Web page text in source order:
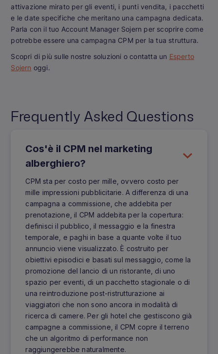
attivazione mirato per gli eventi, i punti vendita, i pacchetti
e le date specifiche che meritano una campagna dedicata.
Parla con il tuo Account Manager Sojern per scoprire come
potrebbe essere una campagna CPM per la tua struttura.
Scopri di più sulle nostre soluzioni o contatta un Esperto
Sojern oggi.
Frequently Asked Questions
Cos'è il CPM nel marketing
alberghiero?
CPM sta per costo per mille, ovvero costo per
mille impressioni pubblicitarie. A differenza di una
campagna a commissione, che addebita per
prenotazione, il CPM addebita per la copertura:
definisci il pubblico, il messaggio e la finestra
temporale, e paghi in base a quante volte il tuo
annuncio viene visualizzato. È costruito per
obiettivi episodici e basati sul messaggio, come la
promozione del lancio di un ristorante, di uno
spazio per eventi, di un pacchetto stagionale o di
una reintroduzione post-ristrutturazione ai
viaggiatori che non sono ancora in modalità di
ricerca di camere. Per gli hotel che gestiscono già
campagne a commissione, il CPM copre il terreno
che un algoritmo di performance non
raggiungerebbe naturalmente.